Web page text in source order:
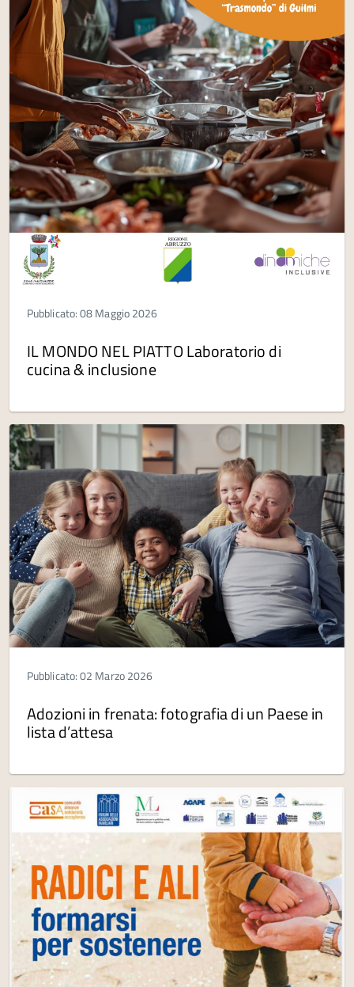
Pubblicato: 08 Maggio 2026
IL MONDO NEL PIATTO Laboratorio di
cucina & inclusione
Pubblicato: 02 Marzo 2026
Adozioni in frenata: fotografia di un Paese in
lista d’attesa